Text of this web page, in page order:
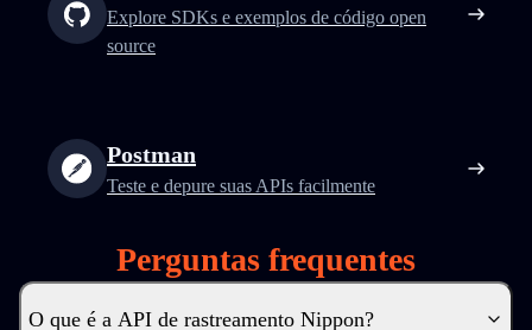
Explore SDKs e exemplos de código open
source
Postman
Teste e depure suas APIs facilmente
Perguntas frequentes
O que é a API de rastreamento Nippon?